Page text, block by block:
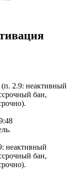
2.9: неактивный
бан,
неактивный
бан,